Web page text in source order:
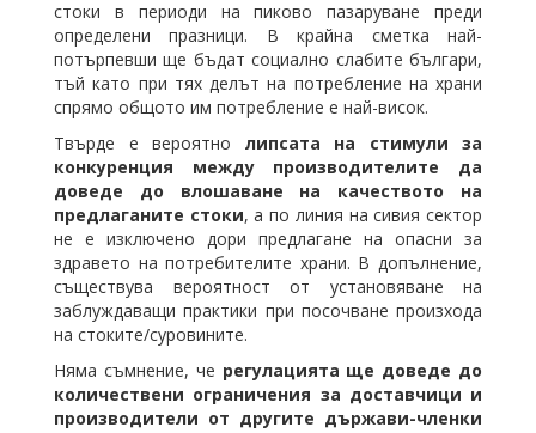
стоки в периоди на пиково пазаруване преди
определени празници. В крайна сметка най-
потърпевши ще бъдат социално слабите българи,
тъй като при тях делът на потребление на храни
спрямо общото им потребление е най-висок.
Твърде е вероятно липсата на стимули за
конкуренция между производителите да
доведе до влошаване на качеството на
предлаганите стоки, а по линия на сивия сектор
не е изключено дори предлагане на опасни за
здравето на потребителите храни. В допълнение,
съществува вероятност от установяване на
заблуждаващи практики при посочване произхода
на стоките/суровините.
Няма съмнение, че регулацията ще доведе до
количествени ограничения за доставчици и
производители от другите държави-членки